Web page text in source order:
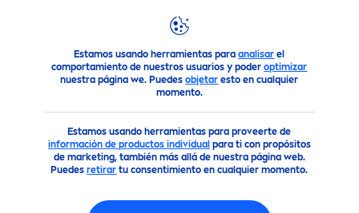
Estamos usando herramientas paraanalisar el
comportamiento de nuestros usuarios y poderoptimizar
nuestra página we. Puedesobjetar esto en cualquier
momento.
Estamos usando herramientas para proveerte de
información de productos individual para ti con propósitos
de marketing, también más allá de nuestra página web.
Puedesretirar tu consentimiento en cualquier momento.
Todos nuestros productos Cuidado Corporal Crema
(1)
CREMA PARA MANOS Q10 -
CUIDADO ANTI EDAD